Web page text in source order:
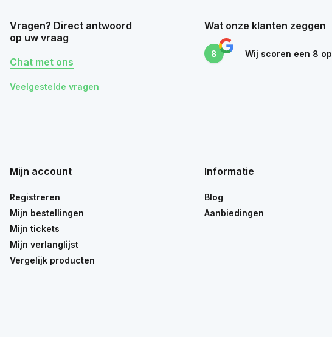
Vragen? Direct antwoord
op uw vraag
Chat met ons
Veelgestelde vragen
Wat onze klanten zeggen
8 Wij scoren een 8 op
Mijn account
Registreren
Mijn bestellingen
Mijn tickets
Mijn verlanglijst
Vergelijk producten
Informatie
Blog
Aanbiedingen